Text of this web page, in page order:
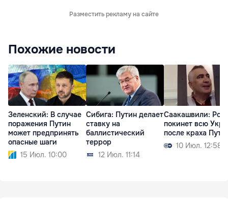
Разместить рекламу на сайте
Похожие новости
Зеленский: В случае
поражения Путин
может предпринять
опасные шаги
15 Июл. 10:00
Сибига: Путин делает
ставку на
баллистический
террор
12 Июл. 11:14
Саакашвили:
покинет всю
после краха
10 Июл. 12:58